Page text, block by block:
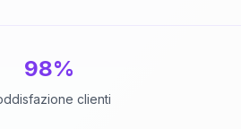
98%
clienti